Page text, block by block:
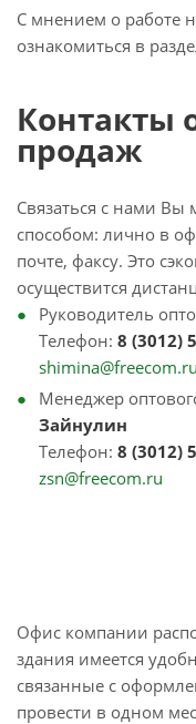
С мнением о работе
ознакомиться в
Контакты
продаж
Связаться с нами
способом: лично в
почте, факсу. Это
осуществится
Руководитель
Телефон: 8 (3012)
shimina@freecom.ru
Менеджер
Зайнулин
Телефон: 8 (3012)
zsn@freecom.ru
Офис компании
здания имеется
связанные с
провести в одном